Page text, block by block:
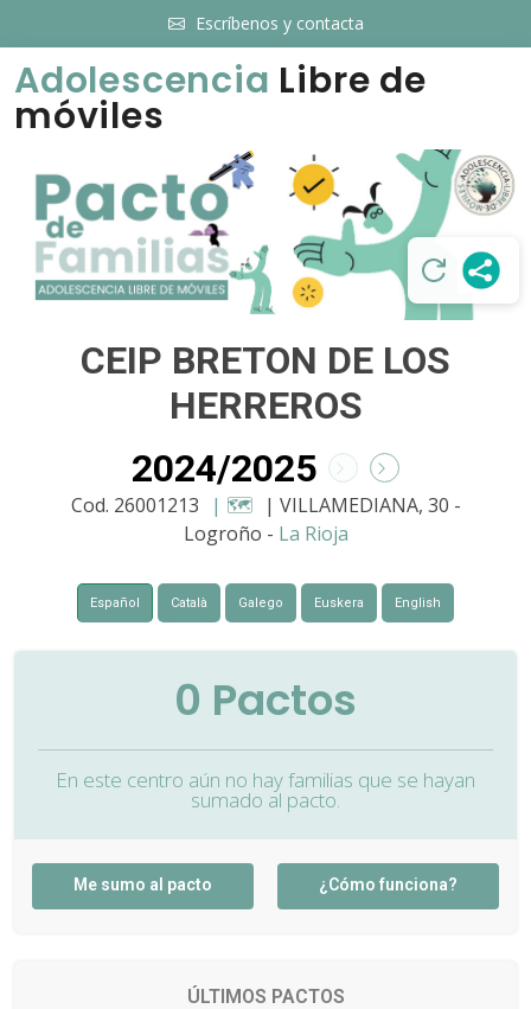
Escríbenos y contacta
Adolescencia Libre de
móviles
CEIP BRETON DE LOS
HERREROS
2024/2025
Cod. 26001213 | 🗺️ | VILLAMEDIANA, 30 -
Logroño - La Rioja
Español Català Galego Euskera English
0 Pactos
En este centro aún no hay familias que se hayan
sumado al pacto.
Me sumo al pacto ¿Cómo funciona?
ÚLTIMOS PACTOS